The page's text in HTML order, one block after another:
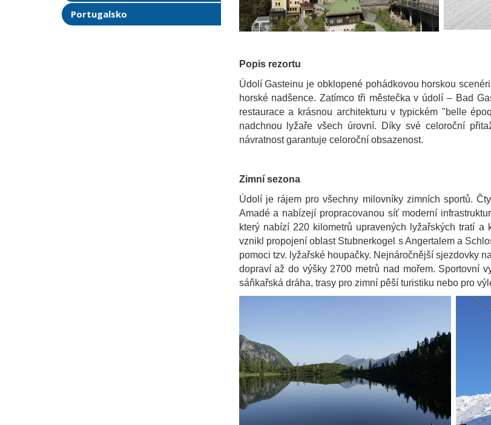
Portugalsko
Popis rezortu
Údolí Gasteinu je obklopené pohádkovou horskou
horské nadšence. Zatímco tři městečka v údolí – Bad
restaurace a krásnou architekturu v typickém "belle
nadchnou lyžaře všech úrovní. Díky své celoroční
návratnost garantuje celoroční obsazenost.
Zimní sezona
Údolí je rájem pro všechny milovníky zimních sportů.
Amadé a nabízejí propracovanou síť moderní
který nabízí 220 kilometrů upravených lyžařských tratí
vznikl propojení oblast Stubnerkogel s Angertalem a
pomoci tzv. lyžařské houpačky. Nejnáročnější sjezdovky
dopraví až do výšky 2700 metrů nad mořem. Sportovní
sáňkařská dráha, trasy pro zimní pěší turistiku nebo pro